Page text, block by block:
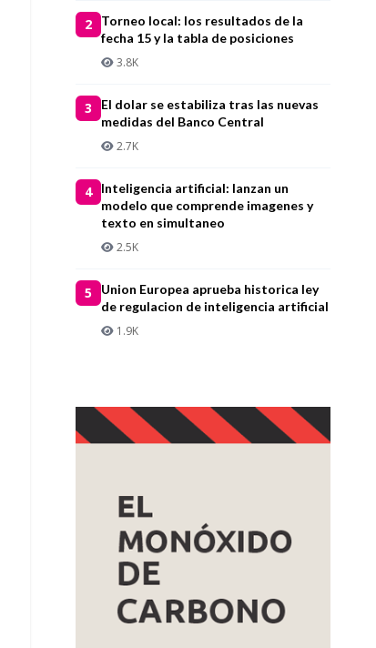
2
Torneo local: los resultados de la
fecha 15 y la tabla de posiciones
3.8K
3
El dolar se estabiliza tras las nuevas
medidas del Banco Central
2.7K
4
Inteligencia artificial: lanzan un
modelo que comprende imagenes y
texto en simultaneo
2.5K
5
Union Europea aprueba historica ley
de regulacion de inteligencia artificial
1.9K